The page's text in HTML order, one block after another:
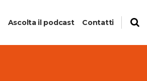
Ascolta il podcast Contatti